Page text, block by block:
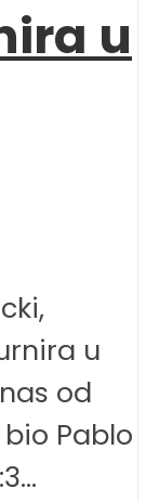
u
u
od
Pablo